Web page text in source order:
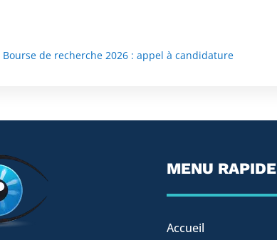
Bourse de recherche 2026 : appel à candidature
MENU RAPIDE
Accueil